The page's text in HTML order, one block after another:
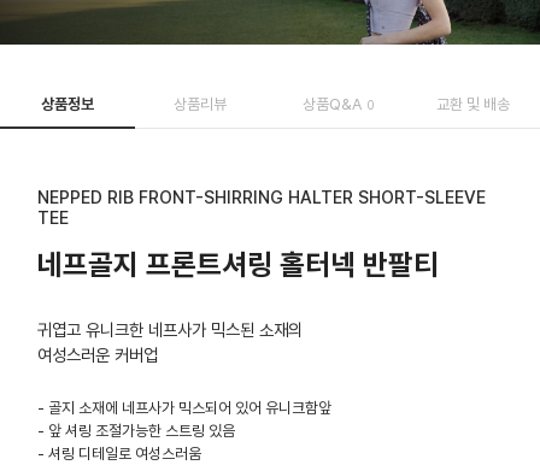
상품정보 상품리뷰 상품Q&A 0 교환 및 배송
NEPPED RIB FRONT-SHIRRING HALTER SHORT-SLEEVE
TEE
네프골지 프론트셔링 홀터넥 반팔티
귀엽고 유니크한 네프사가 믹스된 소재의
여성스러운 커버업
- 골지 소재에 네프사가 믹스되어 있어 유니크함앞
- 앞 셔링 조절가능한 스트링 있음
- 셔링 디테일로 여성스러움